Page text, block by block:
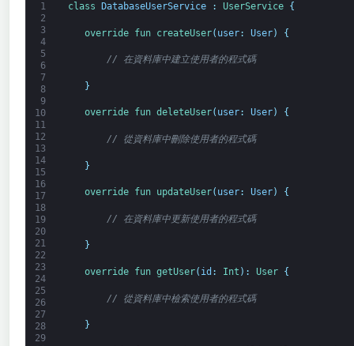
1
2
3
4
5
6
7
8
9
10
11
12
13
14
15
16
17
18
19
20
21
22
23
24
25
26
27
28
29
class DatabaseUserService : UserService {
override fun createUser( user: User) {
// 在資料庫中建立使用者的程式碼
}
override fun deleteUser( user: User) {
// 從資料庫中刪除使用者的程式碼
}
override fun updateUser( user: User) {
// 在資料庫中更新使用者的程式碼
}
override fun getUser( id : Int ) : User {
// 從資料庫中檢索使用者的程式碼
}